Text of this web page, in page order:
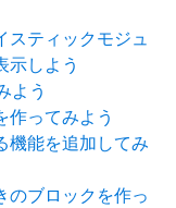
スティックモジュ
示しよう
よう
作ってみよう
機能を追加してみ
のブロックを作っ